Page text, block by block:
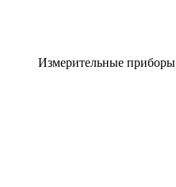
Измерительные приборы